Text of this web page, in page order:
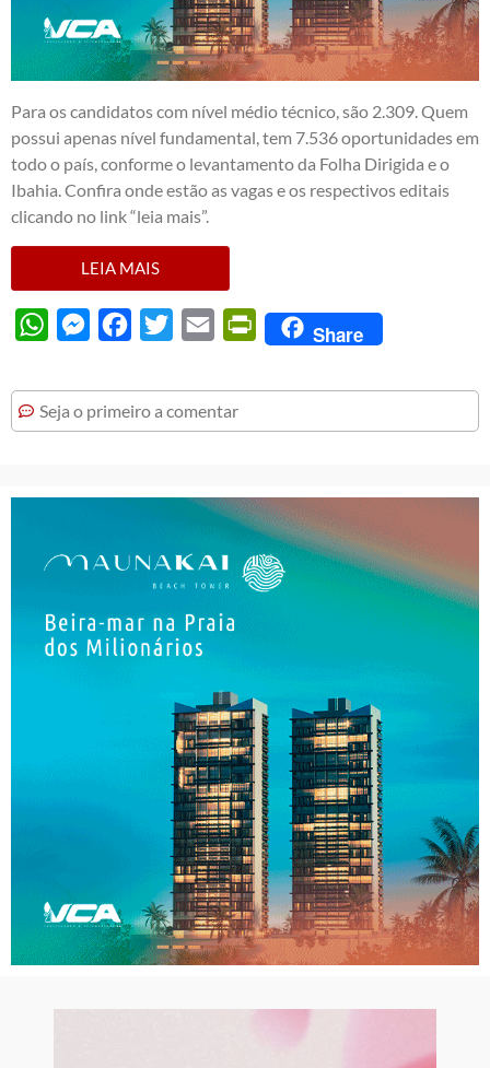
Para os candidatos com nível médio técnico, são 2.309. Quem
possui apenas nível fundamental, tem 7.536 oportunidades em
todo o país, conforme o levantamento da Folha Dirigida e o
Ibahia. Confira onde estão as vagas e os respectivos editais
clicando no link “leia mais”.
LEIA MAIS
WhatsAppMessengerFacebook
Twitter Email PrintFriendly
Share
Seja o primeiro a comentar